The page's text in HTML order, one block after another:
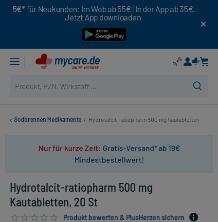
5€* für Neukunden: Im Web ab 55€ | In der App ab 35€.
Jetzt App downloaden
Sodbrennen Medikamente / Hydrotalcit-ratiopharm 500 mg Kautabletten
Nur für kurze Zeit: Gratis-Versand* ab 19€
Mindestbestellwert!
Hydrotalcit-ratiopharm 500 mg
Kautabletten, 20 St
Produkt bewerten & PlusHerzen sichern